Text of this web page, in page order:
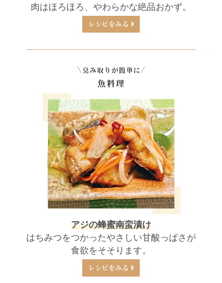
肉はほろほろ、やわらかな絶品おかず。
アジの蜂蜜南蛮漬け
はちみつをつかったやさしい甘酸っぱさが
食欲をそそります。